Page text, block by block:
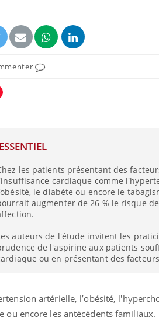
les patients présentant des
cardiaque comme
le diabète ou encore le
augmenter de 26 % le risque
auteurs de l'étude invitent les
de l'aspirine aux patients
ou en présentant des
artérielle, l’obésité,
ou encore les antécédents familiaux.